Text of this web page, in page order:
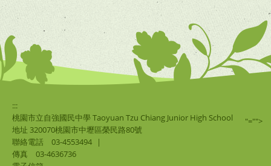
:::
桃園市立自強國民中學 Taoyuan Tzu Chiang Junior High School
地址 320070桃園市中壢區榮民路80號
聯絡電話
03-4553494
|
傳真
03-4636736
"="">